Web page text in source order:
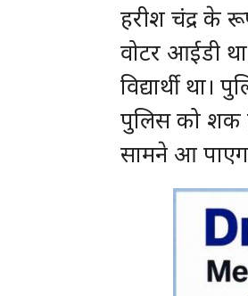
हरीश चंद्र के
वोटर आईडी
विद्यार्थी
पुलिस को शक
सामने आ